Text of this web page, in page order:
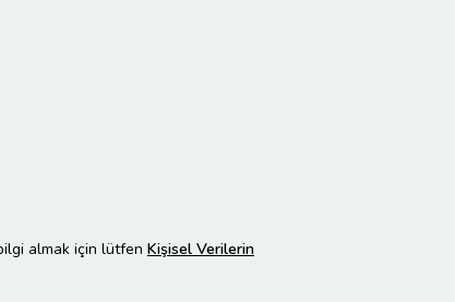
almak için lütfen Kişisel Verilerin